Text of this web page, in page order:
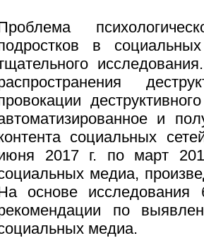
в
и
социальных
2017 г. по март
медиа,
основе исследования
по
медиа.